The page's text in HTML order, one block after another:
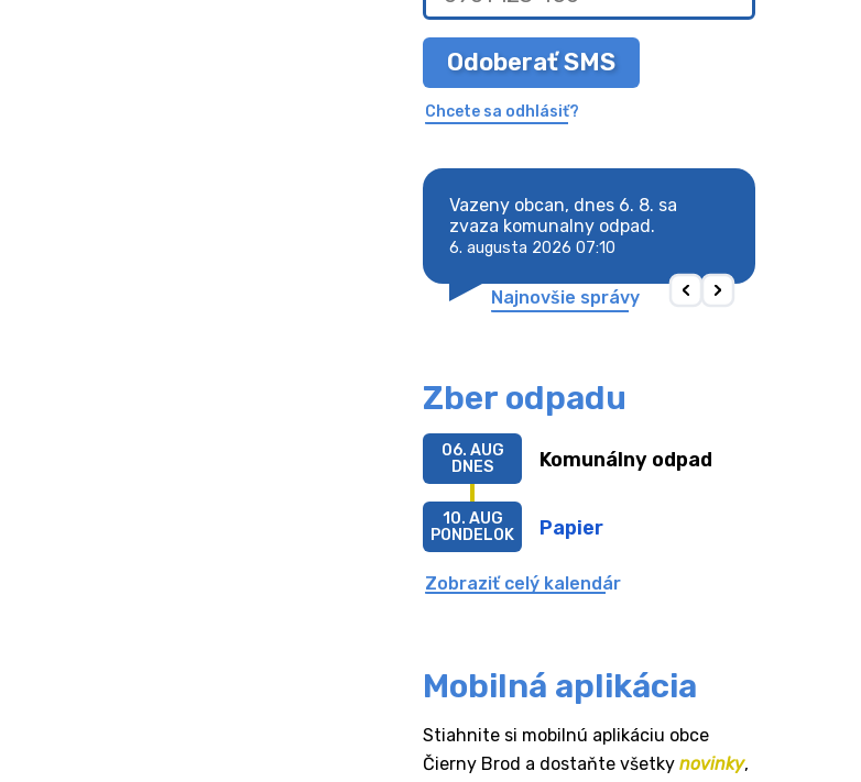
Odoberať SMS
Chcete sa odhlásiť?
Vazeny obcan, dnes 6. 8. sa
zvaza komunalny odpad.
6. augusta 2026 07:10
Najnovšie správy
Zber odpadu
Komunálny odpad
06. AUG
DNES
Papier
10. AUG
PONDELOK
Zobraziť celý kalendár
Mobilná aplikácia
Stiahnite si mobilnú aplikáciu obce
Čierny Brod a dostaňte všetky novinky,